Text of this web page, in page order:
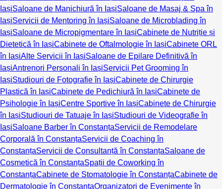
IașiSaloane de Manichiură în IașiSaloane de Masaj & Spa în
IașiServicii de Mentoring în IașiSaloane de Microblading în
IașiSaloane de Micropigmentare în IașiCabinete de Nutriție și
Dietetică în IașiCabinete de Oftalmologie în IașiCabinete ORL
în IașiAlte Servicii în IașiSaloane de Epilare Definitivă în
IașiAntrenori Personali în IașiServicii Pet Grooming în
IașiStudiouri de Fotografie în IașiCabinete de Chirurgie
Plastică în IașiCabinete de Pedichiură în IașiCabinete de
Psihologie în IașiCentre Sportive în IașiCabinete de Chirurgie
în IașiStudiouri de Tatuaje în IașiStudiouri de Videografie în
IașiSaloane Barber în ConstanțaServicii de Remodelare
Corporală în ConstanțaServicii de Coaching în
ConstanțaServicii de Consultanță în ConstanțaSaloane de
Cosmetică în ConstanțaSpații de Coworking în
ConstanțaCabinete de Stomatologie în ConstanțaCabinete de
Dermatologie în ConstanțaOrganizatori de Evenimente în